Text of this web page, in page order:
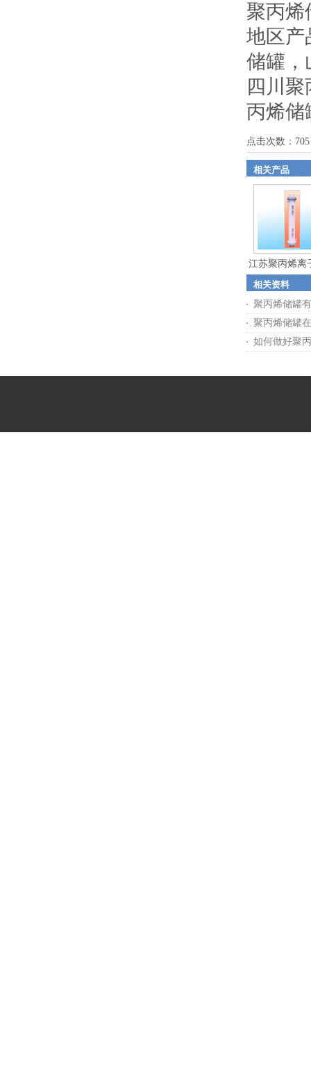
聚丙烯
地区
储罐 ，
四川
丙烯储
点击次数： 705
相关产品
江苏聚丙烯离
柱
相关资料
聚丙烯储罐
聚丙烯储罐
如何做好聚